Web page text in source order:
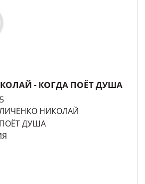
- КОГДА ПОЁТ ДУША
НИКОЛАЙ
ДУША